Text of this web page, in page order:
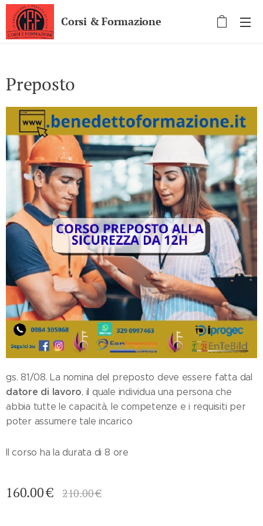
Corsi & Formazione
Preposto
gs. 81/08. La nomina del preposto deve essere fatta dal
datore di lavoro, il quale individua una persona che
abbia tutte le capacità, le competenze e i requisiti per
poter assumere tale incarico
Il corso ha la durata di 8 ore
160.00€ 210.00€